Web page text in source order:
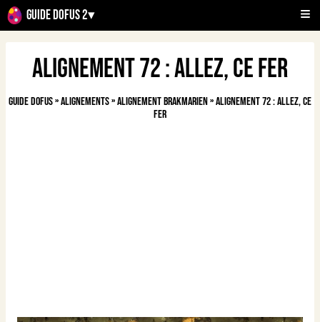
Guide Dofus 2▾
Alignement 72 : Allez, ce fer
Guide Dofus»Alignements»Alignement Brakmarien»Alignement 72 : Allez, ce
fer